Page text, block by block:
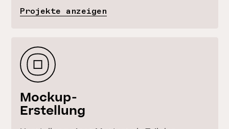
Projekte anzeigen
Mockup-
Erstellung